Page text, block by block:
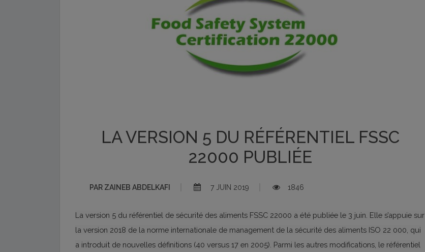
LA VERSION 5 DU RÉFÉRENTIEL FSSC
22000 PUBLIÉE
PARZAINEB ABDELKAFI 7 JUIN 2019 1846
La version 5 du référentiel de sécurité des aliments FSSC 22000 a été publiée le 3 juin. Elle s’appuie sur
la version 2018 de la norme internationale de management de la sécurité des aliments ISO 22 000, qui
a introduit de nouvelles définitions (40 versus 17 en 2005). Parmi les autres modifications, le référentiel